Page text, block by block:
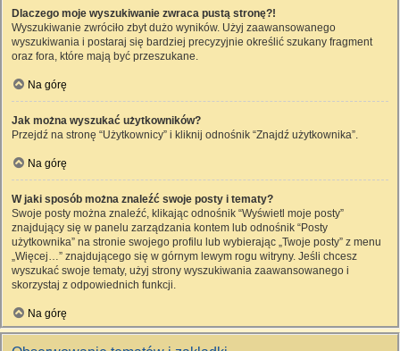
Dlaczego moje wyszukiwanie zwraca pustą stronę?!
Wyszukiwanie zwróciło zbyt dużo wyników. Użyj zaawansowanego
wyszukiwania i postaraj się bardziej precyzyjnie określić szukany fragment
oraz fora, które mają być przeszukane.
Na górę
Jak można wyszukać użytkowników?
Przejdź na stronę “Użytkownicy” i kliknij odnośnik “Znajdź użytkownika”.
Na górę
W jaki sposób można znaleźć swoje posty i tematy?
Swoje posty można znaleźć, klikając odnośnik “Wyświetl moje posty”
znajdujący się w panelu zarządzania kontem lub odnośnik “Posty
użytkownika” na stronie swojego profilu lub wybierając „Twoje posty” z menu
„Więcej…” znajdującego się w górnym lewym rogu witryny. Jeśli chcesz
wyszukać swoje tematy, użyj strony wyszukiwania zaawansowanego i
skorzystaj z odpowiednich funkcji.
Na górę